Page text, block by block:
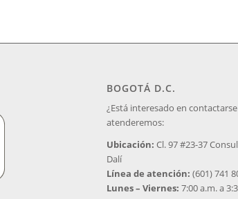
BOGOTÁ D.C.
¿Está interesado en
atenderemos:
Ubicación: Cl. 97 #23-37
Dalí
Línea de atención: (601) 741
Lunes – Viernes: 7:00 a.m. a